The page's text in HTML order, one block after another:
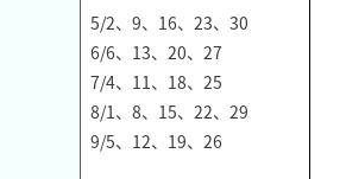
5/2、9、16、23、30
6/6、13、20、27
7/4、11、18、25
8/1、8、15、22、29
9/5、12、19、26